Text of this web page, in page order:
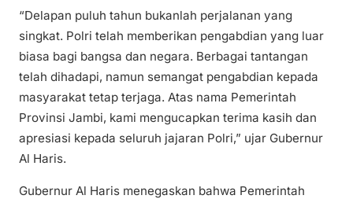
“Delapan puluh tahun bukanlah perjalanan yang
singkat. Polri telah memberikan pengabdian yang luar
biasa bagi bangsa dan negara. Berbagai tantangan
telah dihadapi, namun semangat pengabdian kepada
masyarakat tetap terjaga. Atas nama Pemerintah
Provinsi Jambi, kami mengucapkan terima kasih dan
apresiasi kepada seluruh jajaran Polri,” ujar Gubernur
Al Haris.
Gubernur Al Haris menegaskan bahwa Pemerintah